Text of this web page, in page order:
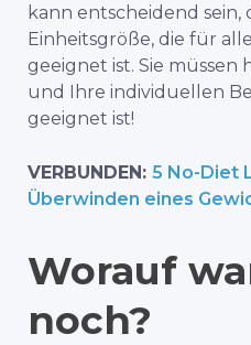
kann entscheidend sein,
Einheitsgröße, die für
geeignet ist. Sie müssen
und Ihre individuellen
geeignet ist!
VERBUNDEN: 5 No-Diet
Überwinden eines
Worauf
noch?